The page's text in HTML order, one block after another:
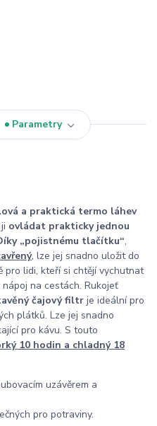
Parametry
a praktická termo láhev
ovládat prakticky jednou
„pojistnému tlačítku“,
, lze jej snadno uložit do
pro lidi, kteří si chtějí vychutnat
na cestách. Rukojeť
čajový filtr je ideální pro
plátků. Lze jej snadno
pro kávu. S touto
10 hodin a chladný 18
uzávěrem a
pro potraviny.